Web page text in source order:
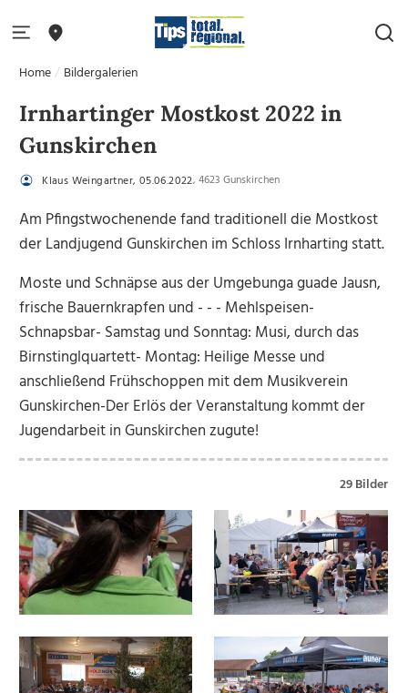
Home Bildergalerien
Irnhartinger Mostkost 2022 in
Gunskirchen
Klaus Weingartner, 05.06.2022, 4623 Gunskirchen
Am Pfingstwochenende fand traditionell die Mostkost
der Landjugend Gunskirchen im Schloss Irnharting statt.
Moste und Schnäpse aus der Umgebunga guade Jausn,
frische Bauernkrapfen und - - - Mehlspeisen-
Schnapsbar- Samstag und Sonntag: Musi, durch das
Birnstinglquartett- Montag: Heilige Messe und
anschließend Frühschoppen mit dem Musikverein
Gunskirchen-Der Erlös der Veranstaltung kommt der
Jugendarbeit in Gunskirchen zugute!
29 Bilder